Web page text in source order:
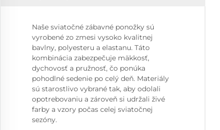
Naše sviatočné zábavné ponožky sú
vyrobené zo zmesi vysoko kvalitnej
bavlny, polyesteru a elastanu. Táto
kombinácia zabezpečuje mäkkosť,
dychovosť a pružnosť, čo ponúka
pohodlné sedenie po celý deň. Materiály
sú starostlivo vybrané tak, aby odolali
opotrebovaniu a zároveň si udržali živé
farby a vzory počas celej sviatočnej
sezóny.